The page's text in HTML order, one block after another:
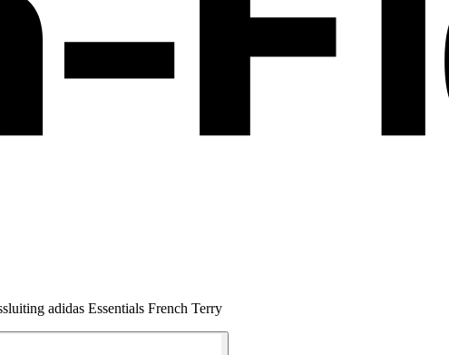
adidas Essentials French Terry